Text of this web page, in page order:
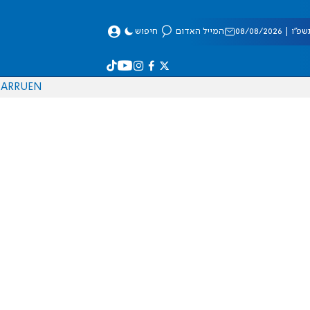
08/2026 המייל האדום חיפוש
EN
RU
AR